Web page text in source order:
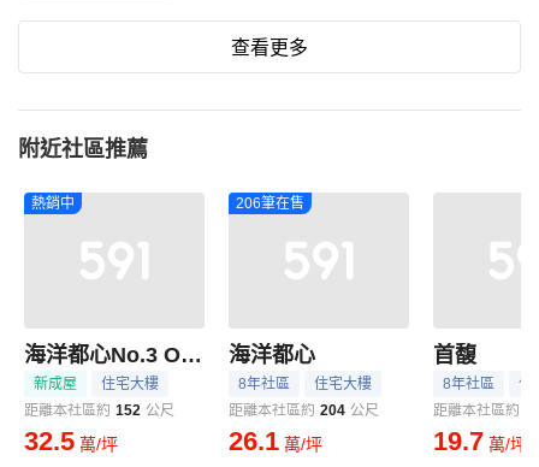
查看更多
附近社區推薦
熱銷中
海洋都心No.3 Ocean city
新成屋
住宅大樓
距離本社區約 152 公尺
32.5 萬/坪
206筆在售
海洋都心
8年社區
住宅大樓
距離本社區約 204 公尺
26.1 萬/坪
首馥
8年社區
住
距離本社區約
19.7 萬/坪